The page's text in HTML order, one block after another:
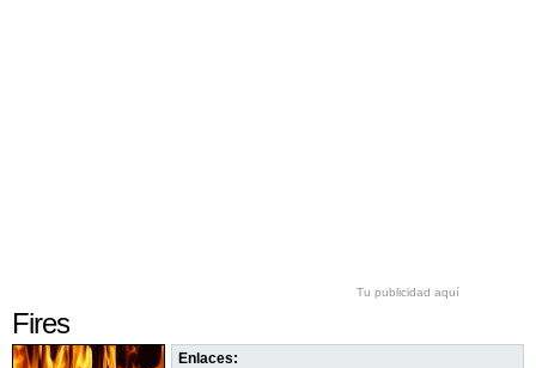
Tu publicidad aquí
Fires
Enlaces: